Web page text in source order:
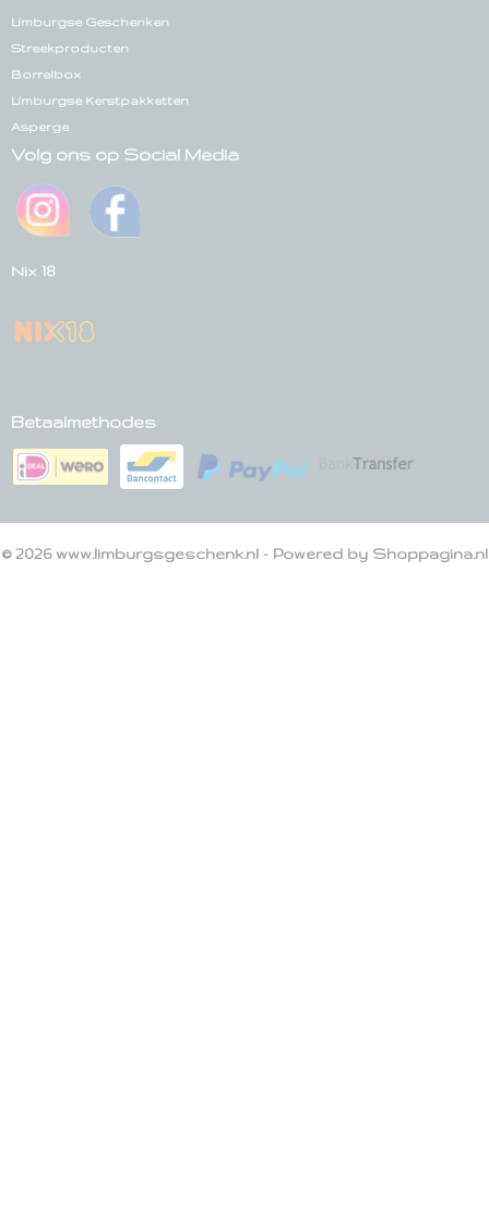
Limburgse Geschenken
Streekproducten
Borrelbox
Limburgse Kerstpakketten
Asperge
Volg ons op Social Media
Nix 18
Betaalmethodes
© 2026 www.limburgsgeschenk.nl - Powered by Shoppagina.nl